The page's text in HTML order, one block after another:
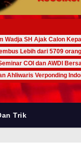
Wadja SH Ajak Calon
Lebih dari 5709 orang
COI dan AWDI
Ahliwaris Verponding
Trik